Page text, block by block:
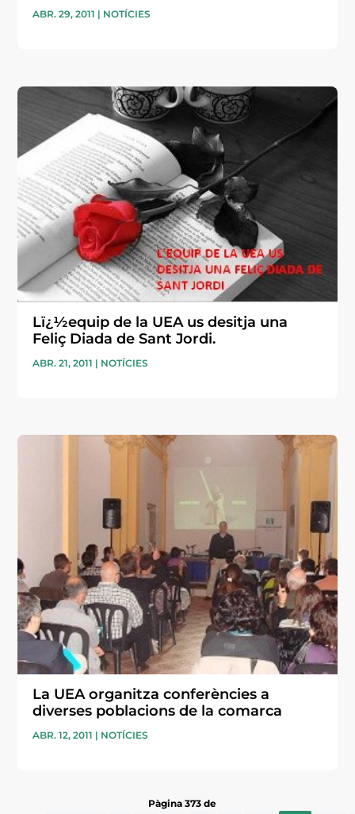
ABR. 29, 2011 | NOTÍCIES
Lï¿½equip de la UEA us desitja una
Feliç Diada de Sant Jordi.
ABR. 21, 2011 | NOTÍCIES
La UEA organitza conferències a
diverses poblacions de la comarca
ABR. 12, 2011 | NOTÍCIES
Pàgina 373 de